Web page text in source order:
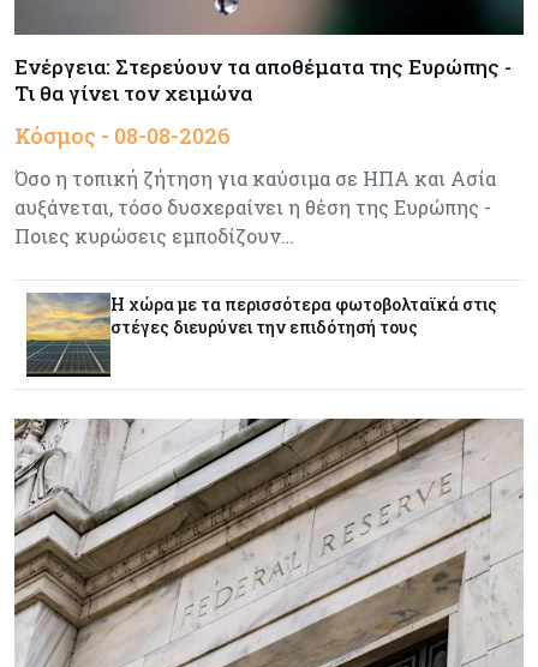
Meridiam–GSI: Τι προκύπτει – και τι όχι – από
την απάντηση της Κομισιόν
Κόσμος
Η Τουρκία χτυπάει Ντουμπάι και Λονδίνο:
πλούσιων κατοίκων και επενδυτών
Κύπρος
Από τα €150,6 εκατ. στα €112 εκατ. οι κρατικές
πιστώσεις για έρευνα στην Κύπρο
τροφίμων
Κύπρος 07-08-2026
Οι τιμές καθορίζουν την επιλογή παρόχου
κινητής στην Κύπρο
Κύπρος 07-08-2026
Ενέργεια: Στερεύουν τα αποθέματα της Ευρώπης -
Τι θα γίνει τον χειμώνα
Κόσμος - 08-08-2026
Όσο η τοπική ζήτηση για καύσιμα σε ΗΠΑ και Ασία
αυξάνεται, τόσο δυσχεραίνει η θέση της Ευρώπης -
Ποιες κυρώσεις εμποδίζουν…
Η χώρα με τα περισσότερα φωτοβολταϊκά στις
στέγες διευρύνει την επιδότησή τους